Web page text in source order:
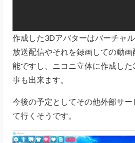
作成した3Dアバターはバーチャ
放送配信やそれを録画しての動
能ですし、 ニコニ立体に作成し
事も出来ます。
今後の予定としてその他外部サ
て行くそうです。